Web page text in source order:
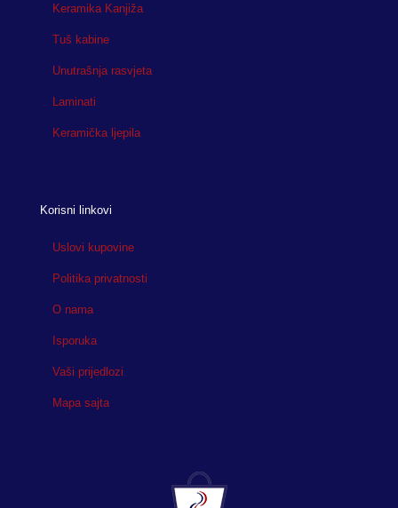
Keramika Kanjiža
Tuš kabine
Unutrašnja rasvjeta
Laminati
Keramička ljepila
Korisni linkovi
Uslovi kupovine
Politika privatnosti
O nama
Isporuka
Vaši prijedlozi
Mapa sajta